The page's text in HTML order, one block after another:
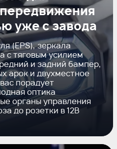
уже с завода
(EPS), зеркала
с тяговым усилием
и задний бампер,
арок и двухместное
порадует
оптика
органы управления
до розетки в 12В